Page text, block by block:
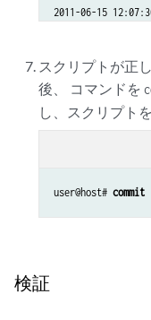
2011-06-15
2011-06-15
2011-06-15
2011-06-15
2011-06-15
スクリプトが正
後、 コマンドを
し、スクリプト
user@host# commit
検証